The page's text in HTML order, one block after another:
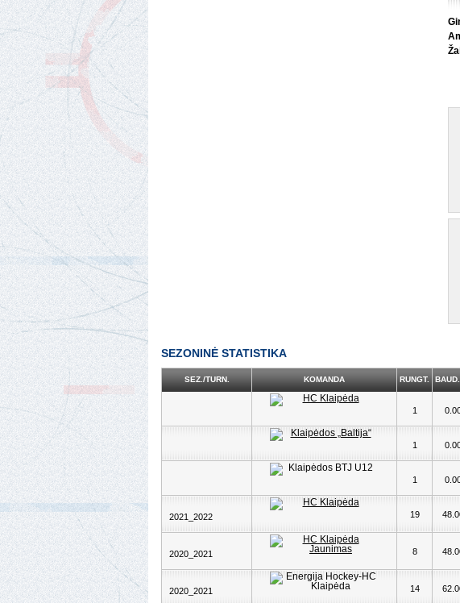
SEZONINĖ STATISTIKA
SEZ./TURN. KOMANDA RUNGT. BAUD.
1
1
1
2021_2022 19
2020_2021 8
2020_2021 14